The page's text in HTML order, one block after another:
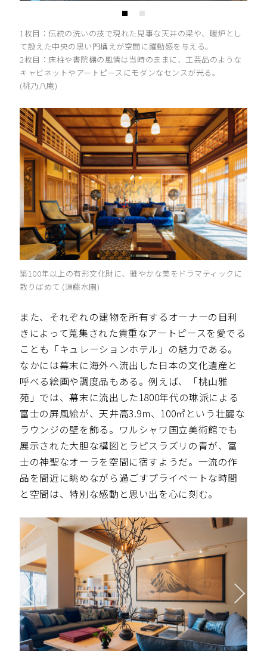
1枚目：伝統の洗いの技で現れた見事な天井の梁や、暖炉とし
て設えた中央の黒い門構えが空間に躍動感を与える。
2枚目：床柱や書院棚の風情は当時のままに、工芸品のような
キャビネットやアートピースにモダンなセンスが光る。
(桃乃八庵)
築100年以上の有形文化財に、雅やかな美をドラマティックに
散りばめて (須藤水園)
また、それぞれの建物を所有するオーナーの目利
きによって蒐集された貴重なアートピースを愛でる
ことも「キュレーションホテル」の魅力である。
なかには幕末に海外へ流出した日本の文化遺産と
呼べる絵画や調度品もある。例えば、「桃山雅
苑」では、幕末に流出した1800年代の琳派による
富士の屏風絵が、天井高3.9m、100㎡という壮麗な
ラウンジの壁を飾る。ワルシャワ国立美術館でも
展示された大胆な構図とラピスラズリの青が、富
士の神聖なオーラを空間に宿すようだ。一流の作
品を間近に眺めながら過ごすプライベートな時間
と空間は、特別な感動と思い出を心に刻む。